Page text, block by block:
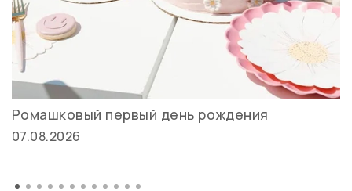
Ромашковый первый день рождения
07.08.2026